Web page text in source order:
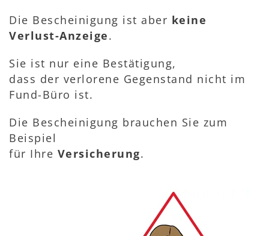
Die Bescheinigung ist aber keine
Verlust-Anzeige.
Sie ist nur eine Bestätigung,
dass der verlorene Gegenstand nicht im
Fund-Büro ist.
Die Bescheinigung brauchen Sie zum
Beispiel
für Ihre Versicherung.